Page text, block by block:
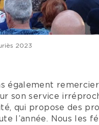
2023
également
son service
qui propose des
l’année. Nous les